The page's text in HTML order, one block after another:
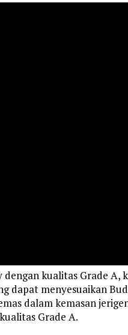
kualitas Grade A,
dapat menyesuaikan
dalam kemasan
Grade A.